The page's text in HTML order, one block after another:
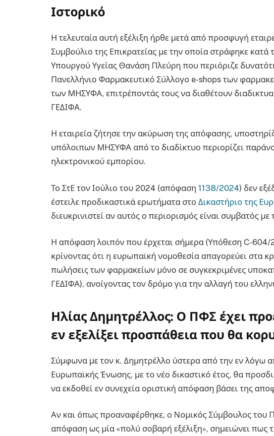
Ιστορικό
Η τελευταία αυτή εξέλιξη ήρθε μετά από προσφυγή
Συμβούλιο της Επικρατείας με την οποία στράφηκε
Υπουργού Υγείας Θανάση Πλεύρη που περιόριζε
Πανελλήνιο Φαρμακευτικό Σύλλογο e-shops των
των ΜΗΣΥΦΑ, επιτρέποντάς τους να διαθέτουν
ΓΕΔΙΦΑ.
Η εταιρεία ζήτησε την ακύρωση της απόφασης,
υπόλοιπων ΜΗΣΥΦΑ από το διαδίκτυο περιορίζει
ηλεκτρονικού εμπορίου.
Το ΣτΕ τον Ιούλιο του 2024 (απόφαση 1138/2024) δεν
έστειλε προδικαστικά ερωτήματα στο Δικαστήριο της
διευκρινιστεί αν αυτός ο περιορισμός είναι συμβατός
Η απόφαση λοιπόν που έρχεται σήμερα (Υπόθεση C-604/
κρίνοντας ότι η ευρωπαϊκή νομοθεσία απαγορεύει στα
πωλήσεις των φαρμακείων μόνο σε συγκεκριμένες
ΓΕΔΙΦΑ), ανοίγοντας τον δρόμο για την αλλαγή του
Ηλίας Δημητρέλλος: Ο ΠΦΣ έχει
εν εξελίξει προσπάθεια που θα
Σύμφωνα με τον κ. Δημητρέλλο ύστερα από την εν λόγω
Ευρωπαϊκής Ένωσης, με το νέο δικαστικό έτος, θα
να εκδοθεί εν συνεχεία οριστική απόφαση βάσει της
Αν και όπως προαναφέρθηκε, ο Νομικός Σύμβουλος του
απόφαση ως μία «πολύ σοβαρή εξέλιξη», σημειώνει